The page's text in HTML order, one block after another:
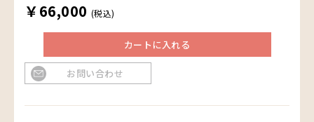
￥66,000 (税込)
カートに入れる
お問い合わせ